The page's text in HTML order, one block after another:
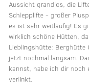
Aussicht grandios, die
Schlepplifte - großer
es ist sehr weitläufig! Es
wirklich schöne Hütten,
Lieblingshütte: Berghütte
jetzt nochmal langsam.
kannst, habe ich dir noch
verlinkt.